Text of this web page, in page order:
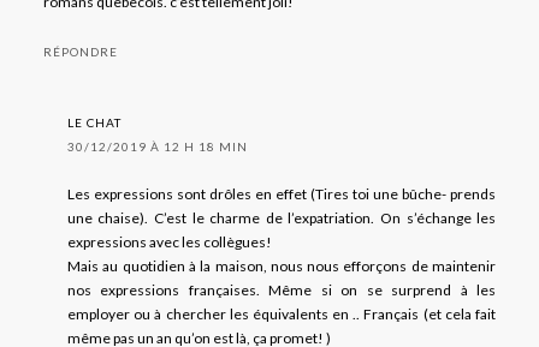
RÉPONDRE
LE CHAT
30/12/2019 À 12 H 18 MIN
Les expressions sont drôles en effet (Tires toi une bûche- prends
une chaise). C’est le charme de l’expatriation. On s’échange les
expressions avec les collègues!
Mais au quotidien à la maison, nous nous efforçons de maintenir
nos expressions françaises. Même si on se surprend à les
employer ou à chercher les équivalents en .. Français (et cela fait
même pas un an qu’on est là, ça promet! )